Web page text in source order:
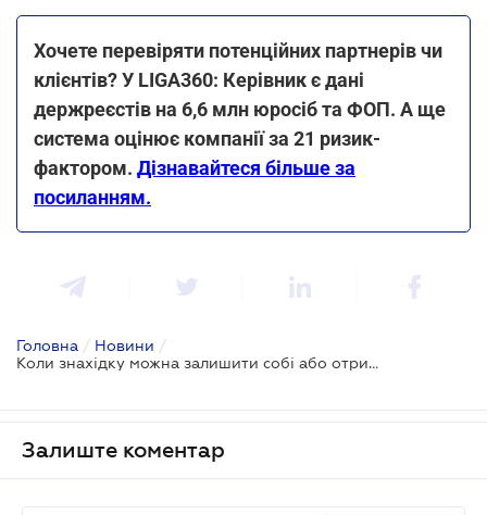
Хочете перевіряти потенційних партнерів чи
клієнтів? У LIGA360: Керівник є дані
держреєстів на 6,6 млн юросіб та ФОП. А ще
система оцінює компанії за 21 ризик-
фактором. Дізнавайтеся більше за
посиланням.
Головна / Новини /
Коли знахідку можна залишити собі або отримати за неї винагороду
Залиште коментар